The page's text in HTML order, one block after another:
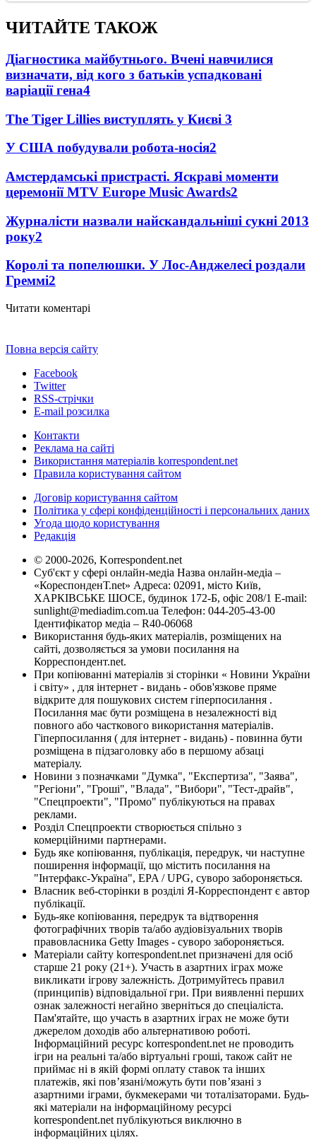
ЧИТАЙТЕ ТАКОЖ
Діагностика майбутнього. Вчені навчилися
визначати, від кого з батьків успадковані
варіації гена4
The Tiger Lillies виступлять у Києві 3
У США побудували робота-носія2
Амстердамські пристрасті. Яскраві моменти
церемонії MTV Europe Music Awards2
Журналісти назвали найскандальніші сукні 2013
року2
Королі та попелюшки. У Лос-Анджелесі роздали
Греммі2
Читати коментарі
Повна версія сайту
Facebook
Twitter
RSS-стрічки
E-mail розсилка
Контакти
Реклама на сайті
Використання матеріалів korrespondent.net
Правила користування сайтом
Договір користування сайтом
Політика у сфері конфіденційності і персональних даних
Угода щодо користування
Редакція
© 2000-2026, Korrespondent.net
Суб'єкт у сфері онлайн-медіа Назва онлайн-медіа –
«КореспонденТ.net» Адреса: 02091, місто Київ,
ХАРКІВСЬКЕ ШОСЕ, будинок 172-Б, офіс 208/1 E-mail:
sunlight@mediadim.com.ua Телефон: 044-205-43-00
Ідентифікатор медіа – R40-06068
Використання будь-яких матеріалів, розміщених на
сайті, дозволяється за умови посилання на
Корреспондент.net.
При копіюванні матеріалів зі сторінки « Новини України
і світу» , для інтернет - видань - обов'язкове пряме
відкрите для пошукових систем гіперпосилання .
Посилання має бути розміщена в незалежності від
повного або часткового використання матеріалів.
Гіперпосилання ( для інтернет - видань) - повинна бути
розміщена в підзаголовку або в першому абзаці
матеріалу.
Новини з позначками "Думка", "Експертиза", "Заява",
"Регіони", "Гроші", "Влада", "Вибори", "Тест-драйв",
"Спецпроекти", "Промо" публікуються на правах
реклами.
Розділ Спецпроекти створюється спільно з
комерційними партнерами.
Будь яке копіювання, публікація, передрук, чи наступне
поширення інформації, що містить посилання на
"Інтерфакс-Україна", EPA / UPG, суворо забороняється.
Власник веб-сторінки в розділі Я-Корреспондент є автор
публікації.
Будь-яке копіювання, передрук та відтворення
фотографічних творів та/або аудіовізуальних творів
правовласника Getty Images - суворо забороняється.
Матеріали сайту korrespondent.net призначені для осіб
старше 21 року (21+). Участь в азартних іграх може
викликати ігрову залежність. Дотримуйтесь правил
(принципів) відповідальної гри. При виявленні перших
ознак залежності негайно зверніться до спеціаліста.
Пам'ятайте, що участь в азартних іграх не може бути
джерелом доходів або альтернативою роботі.
Інформаційний ресурс korrespondent.net не проводить
ігри на реальні та/або віртуальні гроші, також сайт не
приймає ні в якій формі оплату ставок та інших
платежів, які пов’язані/можуть бути пов’язані з
азартними іграми, букмекерами чи тоталізаторами. Будь-
які матеріали на інформаційному ресурсі
korrespondent.net публікуються виключно в
інформаційних цілях.